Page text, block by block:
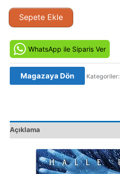
Gothika
(2003)
VCD
Film
Satış
adet
Sepete Ekle
WhatsApp ile Siparis Ver
Magazaya Dön Kategoriler:
Açıklama